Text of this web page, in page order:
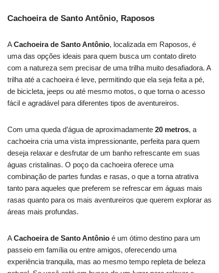
Cachoeira de Santo Antônio, Raposos
ACachoeira de Santo Antônio, localizada em Raposos, é
uma das opções ideais para quem busca um contato direto
com a natureza sem precisar de uma trilha muito desafiadora. A
trilha até a cachoeira é leve, permitindo que ela seja feita a pé,
de bicicleta, jeeps ou até mesmo motos, o que torna o acesso
fácil e agradável para diferentes tipos de aventureiros.
Com uma queda d’água de aproximadamente 20 metros, a
cachoeira cria uma vista impressionante, perfeita para quem
deseja relaxar e desfrutar de um banho refrescante em suas
águas cristalinas. O poço da cachoeira oferece uma
combinação de partes fundas e rasas, o que a torna atrativa
tanto para aqueles que preferem se refrescar em águas mais
rasas quanto para os mais aventureiros que querem explorar as
áreas mais profundas.
ACachoeira de Santo Antônio é um ótimo destino para um
passeio em família ou entre amigos, oferecendo uma
experiência tranquila, mas ao mesmo tempo repleta de beleza